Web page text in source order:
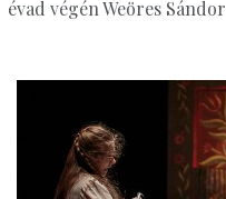
évad végén Weöres Sándor